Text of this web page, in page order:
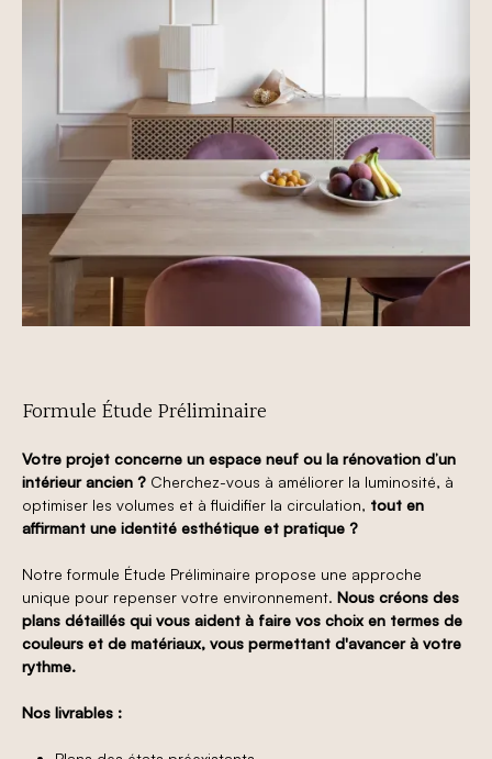
Formule Étude Préliminaire
Votre projet concerne un espace neuf ou la rénovation d’un
intérieur ancien ? Cherchez-vous à améliorer la luminosité, à
optimiser les volumes et à fluidifier la circulation, tout en
affirmant une identité esthétique et pratique ?
Notre formule Étude Préliminaire propose une approche
unique pour repenser votre environnement. Nous créons des
plans détaillés qui vous aident à faire vos choix en termes de
couleurs et de matériaux, vous permettant d'avancer à votre
rythme.
Nos livrables :